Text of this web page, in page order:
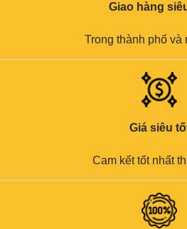
Giao hàng
Trong thành phố và
Giá siêu
Cam kết tốt nhất